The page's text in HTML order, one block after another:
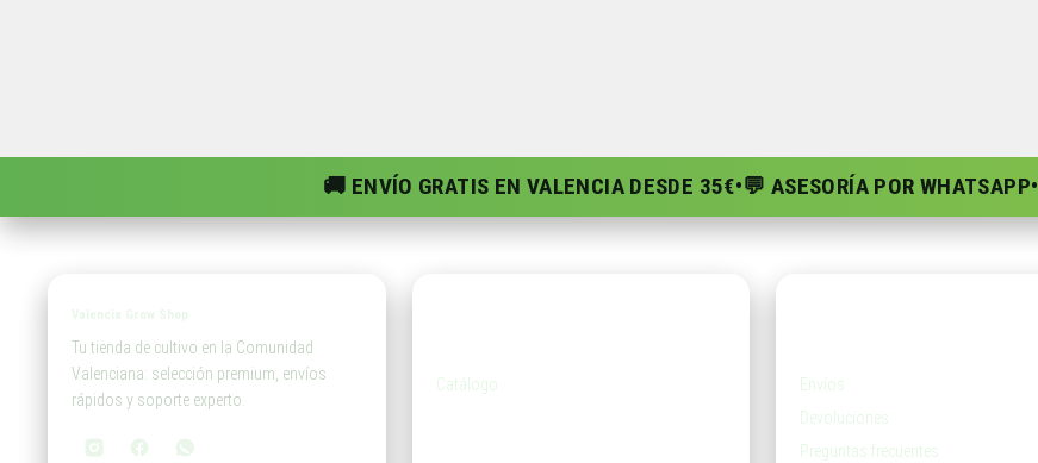
🚚 ENVÍO GRATIS EN VALENCIA DESDE 35€•💬 ASESORÍA POR WHATSAPP•
Tu tienda de cultivo en la Comunidad
Valenciana: selección premium, envíos
rápidos y soporte experto.
Catálogo
Envíos
Devoluciones
Preguntas frecuentes